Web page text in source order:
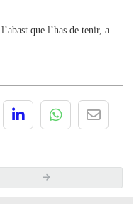
que l’has de tenir, a